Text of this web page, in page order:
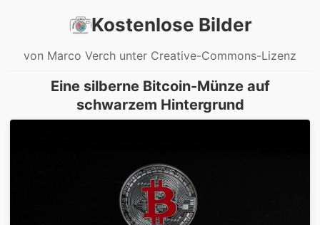
Kostenlose Bilder
von Marco Verch unter Creative-Commons-Lizenz
Eine silberne Bitcoin-Münze auf
schwarzem Hintergrund